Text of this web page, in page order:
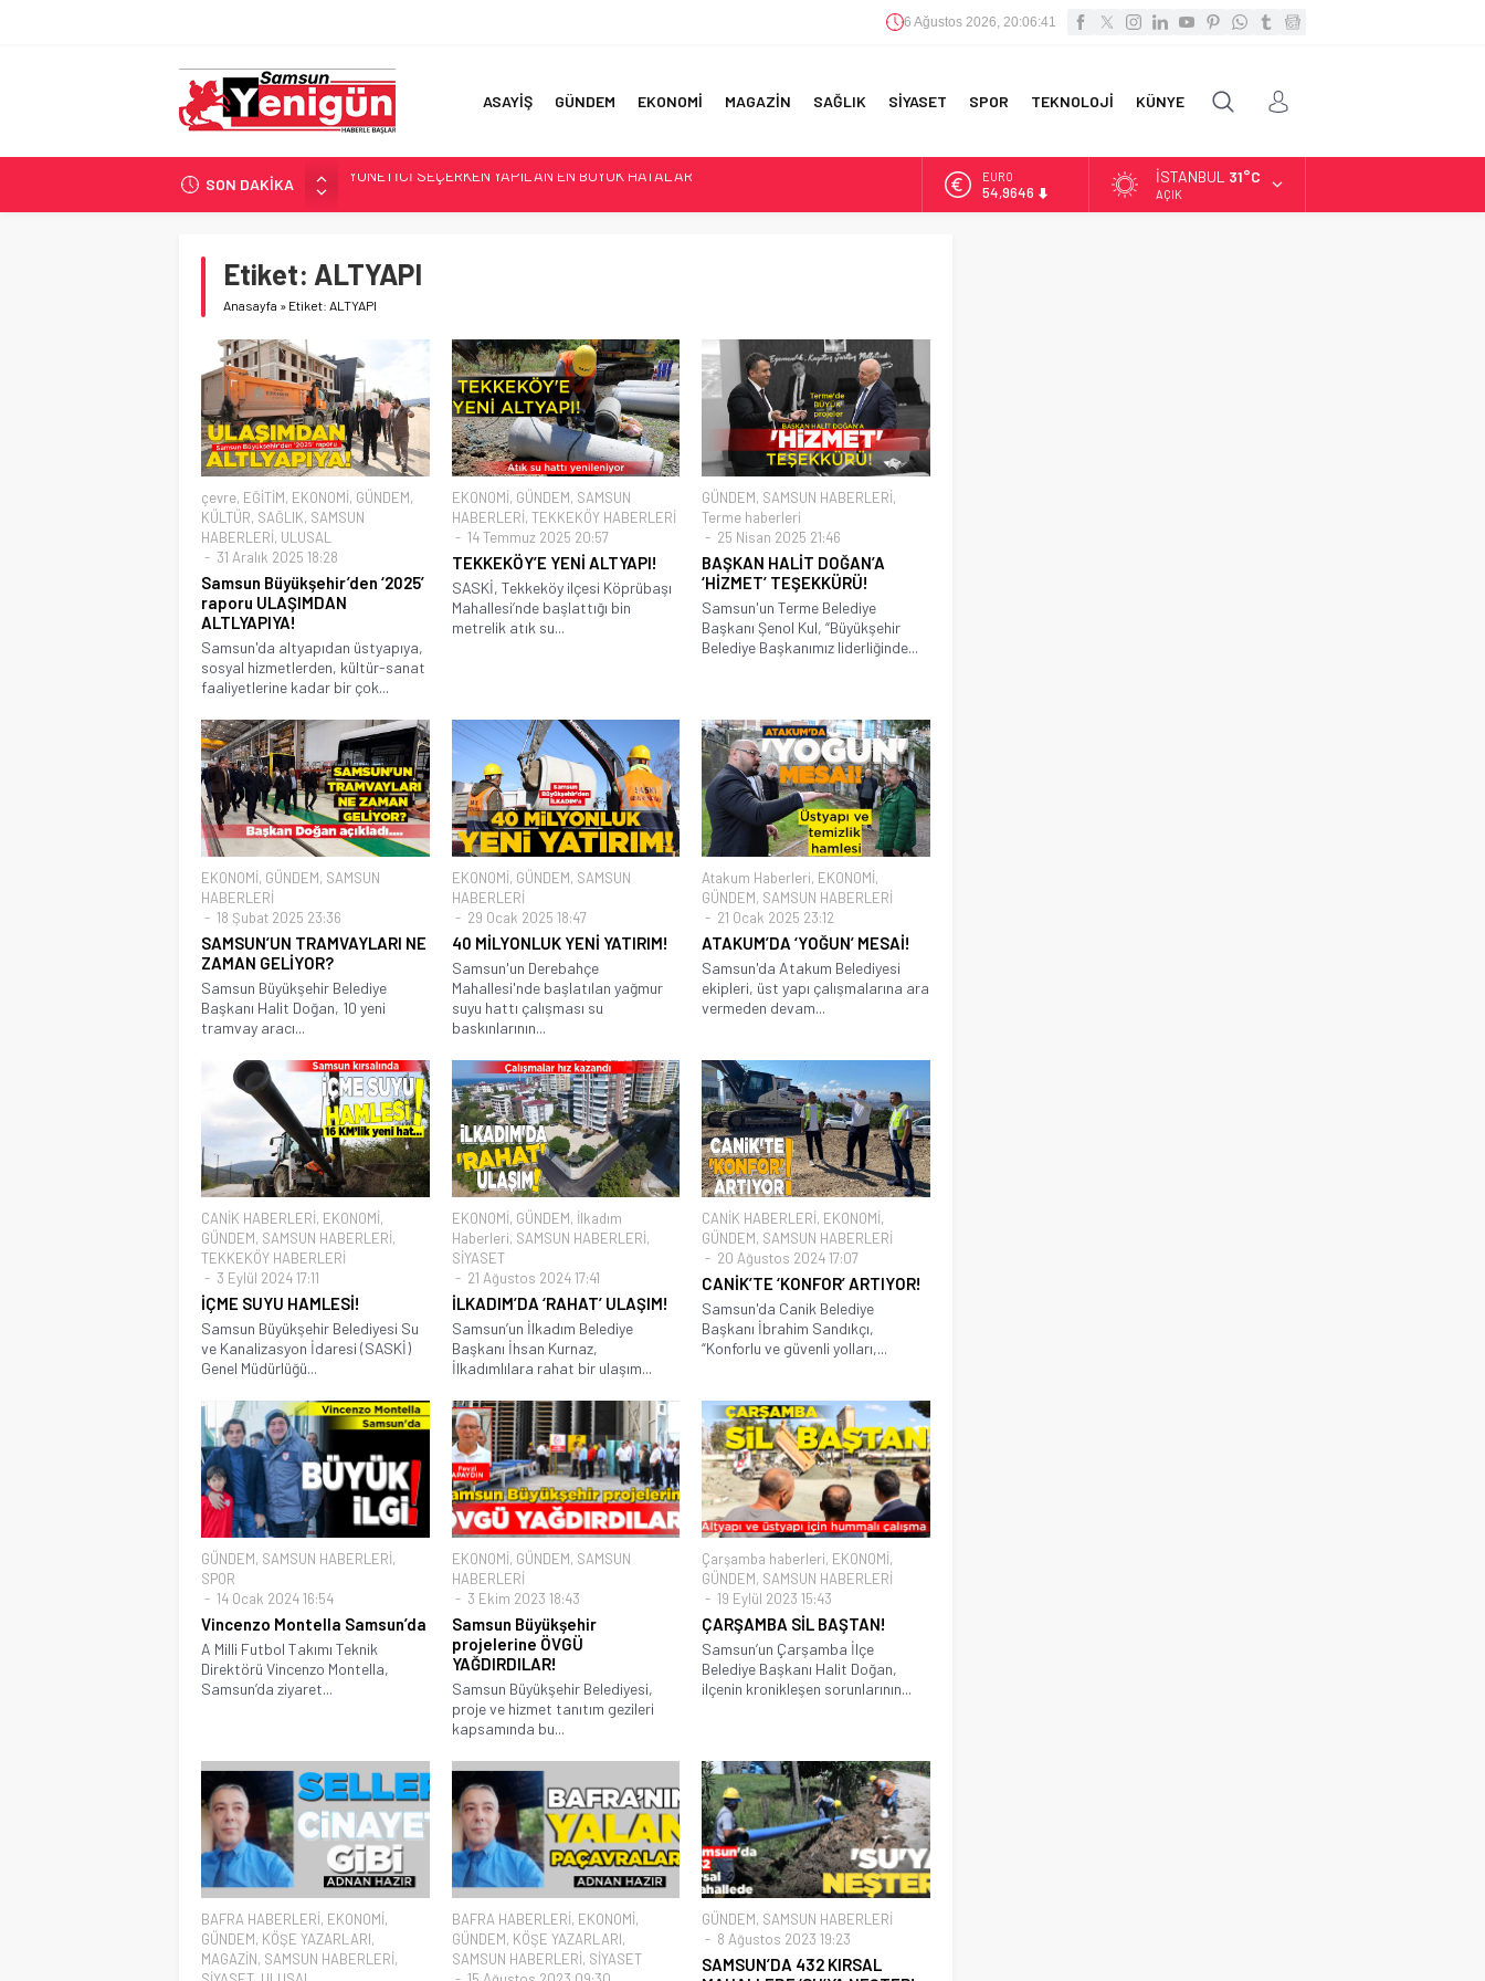
6 Ağustos 2026, 20:06:42
ASAYİŞ GÜNDEM EKONOMİ MAGAZİN SAĞLIK SİYASET SPOR TEKNOLOJİ KÜNYE
SON DAKİKA
GERİ SAYIM BAŞLADI
SAMSUNSPOR’DA HEDEF 5’İNCİLİK!
İŞTE FINDIK FİYATI!
EURO
54,9646
İSTANBUL 31°C
AÇIK
Etiket: ALTYAPI
Anasayfa » Etiket: ALTYAPI
çevre, EĞİTİM, EKONOMİ, GÜNDEM,
KÜLTÜR, SAĞLIK, SAMSUN
HABERLERİ, ULUSAL
31 Aralık 2025 18:28
Samsun Büyükşehir’den ‘2025’
raporu ULAŞIMDAN
ALTLYAPIYA!
Samsun'da altyapıdan üstyapıya,
sosyal hizmetlerden, kültür-sanat
faaliyetlerine kadar bir çok...
EKONOMİ, GÜNDEM, SAMSUN
HABERLERİ, TEKKEKÖY HABERLERİ
14 Temmuz 2025 20:57
TEKKEKÖY’E YENİ ALTYAPI!
SASKİ, Tekkeköy ilçesi Köprübaşı
Mahallesi’nde başlattığı bin
metrelik atık su...
GÜNDEM, SAMSUN HABERLERİ,
Terme haberleri
25 Nisan 2025 21:46
BAŞKAN HALİT DOĞAN’A
‘HİZMET’ TEŞEKKÜRÜ!
Samsun'un Terme Belediye
Başkanı Şenol Kul, “Büyükşehir
Belediye Başkanımız liderliğinde...
EKONOMİ, GÜNDEM, SAMSUN
HABERLERİ
18 Şubat 2025 23:36
SAMSUN’UN TRAMVAYLARI NE
ZAMAN GELİYOR?
Samsun Büyükşehir Belediye
Başkanı Halit Doğan, 10 yeni
tramvay aracı...
EKONOMİ, GÜNDEM, SAMSUN
HABERLERİ
29 Ocak 2025 18:47
40 MİLYONLUK YENİ YATIRIM!
Samsun'un Derebahçe
Mahallesi'nde başlatılan yağmur
suyu hattı çalışması su
baskınlarının...
Atakum Haberleri, EKONOMİ,
GÜNDEM, SAMSUN HABERLERİ
21 Ocak 2025 23:12
ATAKUM’DA ‘YOĞUN’ MESAİ!
Samsun'da Atakum Belediyesi
ekipleri, üst yapı çalışmalarına ara
vermeden devam...
CANİK HABERLERİ, EKONOMİ,
GÜNDEM, SAMSUN HABERLERİ,
TEKKEKÖY HABERLERİ
3 Eylül 2024 17:11
İÇME SUYU HAMLESİ!
Samsun Büyükşehir Belediyesi Su
ve Kanalizasyon İdaresi (SASKİ)
Genel Müdürlüğü...
EKONOMİ, GÜNDEM, İlkadım
Haberleri, SAMSUN HABERLERİ,
SİYASET
21 Ağustos 2024 17:41
İLKADIM’DA ‘RAHAT’ ULAŞIM!
Samsun’un İlkadım Belediye
Başkanı İhsan Kurnaz,
İlkadımlılara rahat bir ulaşım...
CANİK HABERLERİ, EKONOMİ,
GÜNDEM, SAMSUN HABERLERİ
20 Ağustos 2024 17:07
CANİK’TE ‘KONFOR’ ARTIYOR!
Samsun'da Canik Belediye
Başkanı İbrahim Sandıkçı,
“Konforlu ve güvenli yolları,...
GÜNDEM, SAMSUN HABERLERİ,
SPOR
14 Ocak 2024 16:54
Vincenzo Montella Samsun’da
A Milli Futbol Takımı Teknik
Direktörü Vincenzo Montella,
Samsun’da ziyaret...
EKONOMİ, GÜNDEM, SAMSUN
HABERLERİ
3 Ekim 2023 18:43
Samsun Büyükşehir
projelerine ÖVGÜ
YAĞDIRDILAR!
Samsun Büyükşehir Belediyesi,
proje ve hizmet tanıtım gezileri
kapsamında bu...
Çarşamba haberleri, EKONOMİ,
GÜNDEM, SAMSUN HABERLERİ
19 Eylül 2023 15:43
ÇARŞAMBA SİL BAŞTAN!
Samsun’un Çarşamba İlçe
Belediye Başkanı Halit Doğan,
ilçenin kronikleşen sorunlarının...
BAFRA HABERLERİ, EKONOMİ,
GÜNDEM, KÖŞE YAZARLARI,
MAGAZİN, SAMSUN HABERLERİ,
BAFRA HABERLERİ, EKONOMİ,
GÜNDEM, KÖŞE YAZARLARI,
SAMSUN HABERLERİ, SİYASET
GÜNDEM, SAMSUN HABERLERİ
8 Ağustos 2023 19:23
SAMSUN’DA 432 KIRSAL